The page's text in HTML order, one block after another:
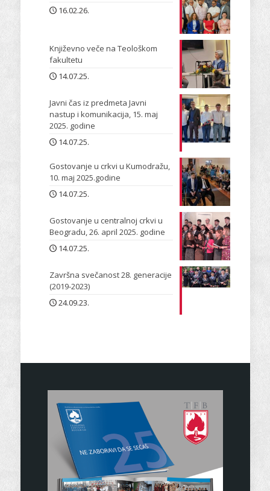
16.02.26.
Književno veče na Teološkom
fakultetu
14.07.25.
Javni čas iz predmeta Javni
nastup i komunikacija, 15. maj
2025. godine
14.07.25.
Gostovanje u crkvi u Kumodražu,
10. maj 2025.godine
14.07.25.
Gostovanje u centralnoj crkvi u
Beogradu, 26. april 2025. godine
14.07.25.
Završna svečanost 28. generacije
(2019-2023)
24.09.23.